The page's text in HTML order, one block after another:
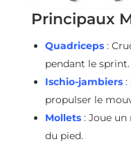
Principaux
Quadriceps:
pendant le sprint.
Ischio-jambiers:
propulser le
Mollets: Joue un
du pied.